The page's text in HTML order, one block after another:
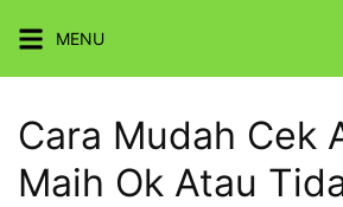
content
MENU
Cara Mudah Cek
Maih Ok Atau